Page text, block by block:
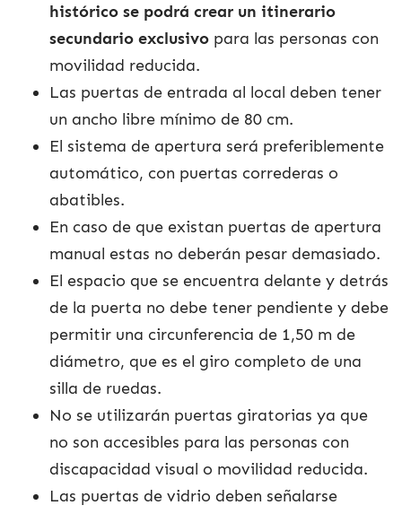
histórico se podrá crear un itinerario
secundario exclusivo para las personas con
movilidad reducida.
Las puertas de entrada al local deben tener
un ancho libre mínimo de 80 cm.
El sistema de apertura será preferiblemente
automático, con puertas correderas o
abatibles.
En caso de que existan puertas de apertura
manual estas no deberán pesar demasiado.
El espacio que se encuentra delante y detrás
de la puerta no debe tener pendiente y debe
permitir una circunferencia de 1,50 m de
diámetro, que es el giro completo de una
silla de ruedas.
No se utilizarán puertas giratorias ya que
no son accesibles para las personas con
discapacidad visual o movilidad reducida.
Las puertas de vidrio deben señalarse